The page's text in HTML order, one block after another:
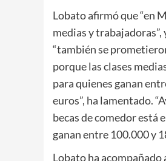
Lobato afirmó que “en
medias y
“también se
porque las clases
para quienes ganan
euros”, ha lamentado.
becas de comedor está
ganan entre 100.000 y
Lobato ha